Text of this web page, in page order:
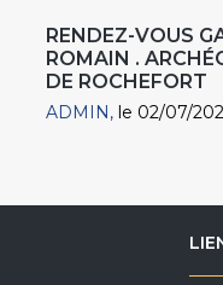
RENDEZ-VOUS
ROMAIN .
DE ROCHEFORT
ADMIN le 02/07/